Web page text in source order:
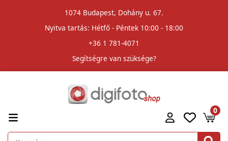
1074 Budapest, Dohány u. 67.
Nyitva tartás: Hétfő - Péntek 10:00 - 18:00
+36 1 781-4071
Segítségre van szüksége?
0